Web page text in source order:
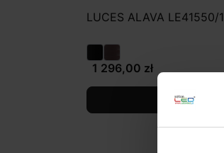
LUCES ALAVA
1 296,00 zł
Zobacz